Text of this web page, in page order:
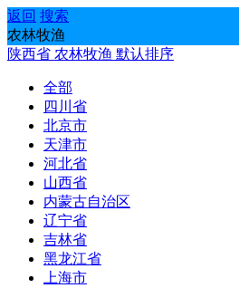
返回 搜索
农林牧渔
陕西省 农林牧渔 默认排序
全部
四川省
北京市
天津市
河北省
山西省
内蒙古自治区
辽宁省
吉林省
黑龙江省
上海市